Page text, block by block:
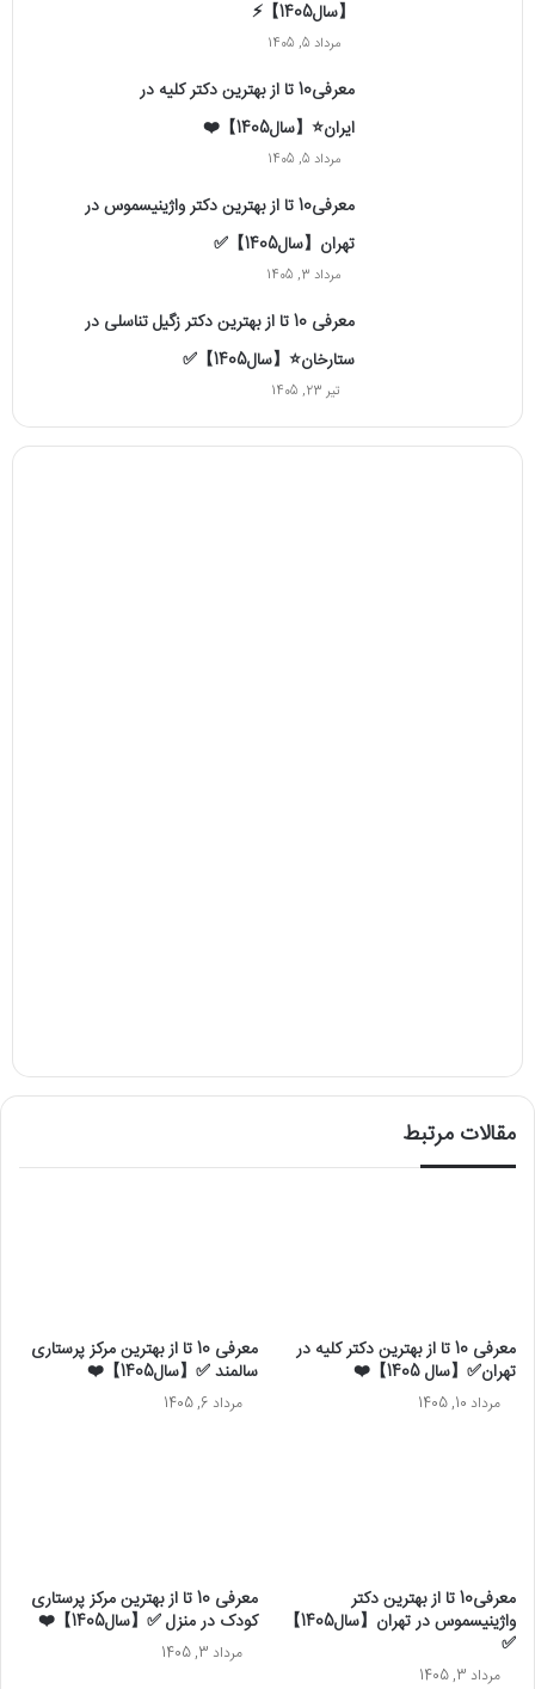
【سال1405】⚡️
مرداد 5, 1405
معرفی10 تا از بهترین دکتر کلیه در
ایران⭐【سال1405】❤️
مرداد 5, 1405
معرفی10 تا از بهترین دکتر واژینیسموس در
تهران【سال1405】✅
مرداد 3, 1405
معرفی 10 تا از بهترین دکتر زگیل تناسلی در
ستارخان⭐【سال1405】✅
تیر 23, 1405
مقالات مرتبط
معرفی 10 تا از بهترین دکتر کلیه در
تهران✅【سال 1405】❤️
مرداد 10, 1405
معرفی 10 تا از بهترین مرکز پرستاری
سالمند ✅【سال1405】❤️
مرداد 6, 1405
معرفی10 تا از بهترین دکتر
واژینیسموس در تهران【سال1405】
✅
مرداد 3, 1405
معرفی 10 تا از بهترین مرکز پرستاری
کودک در منزل ✅【سال1405】❤️
مرداد 3, 1405